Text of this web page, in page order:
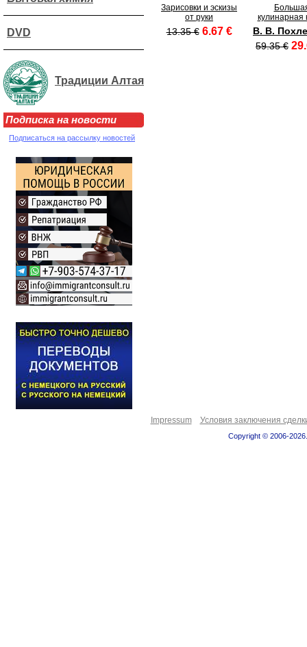
DVD
Традиции Алтая
Подписка на новости
Подписаться на рассылку новостей
Зарисовки и эскизы
от руки
13.35 € 6.67 €
кулинарная
В. В.
59.35 €
Impressum Условия заключения
Copyright © 2006-